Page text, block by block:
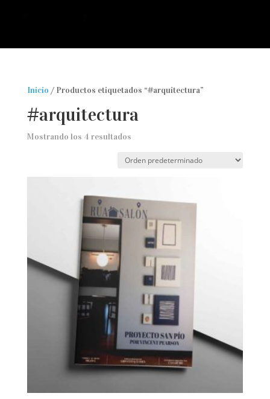
Inicio / Productos etiquetados “#arquitectura”
#arquitectura
Mostrando los 4 resultados